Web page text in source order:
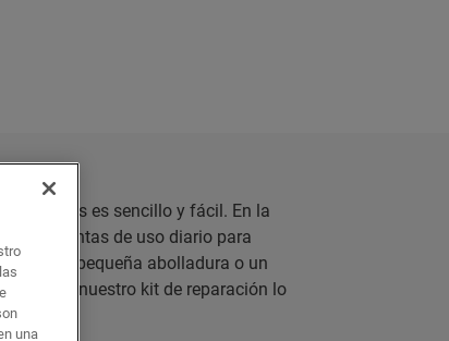
es sencillo y fácil. En la
herramientas de uso diario para
una pequeña abolladura o un
que nuestro kit de reparación lo
una